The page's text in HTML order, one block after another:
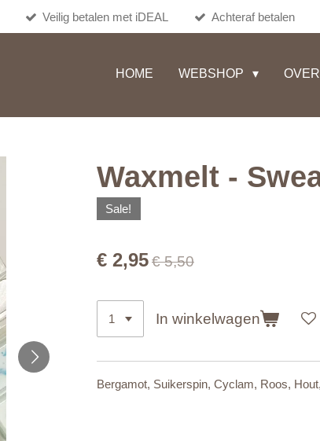
Veilig betalen met iDEAL Achteraf betalen
HOME WEBSHOP
Waxmelt -
Sale!
€ 2,95€ 5,50
In winkelwagen
Bergamot, Suikerspin, Cyclam, Roos,